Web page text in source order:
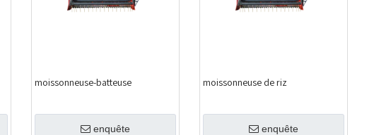
moissonneuse-batteuse
enquête
moissonneuse de riz
enquête